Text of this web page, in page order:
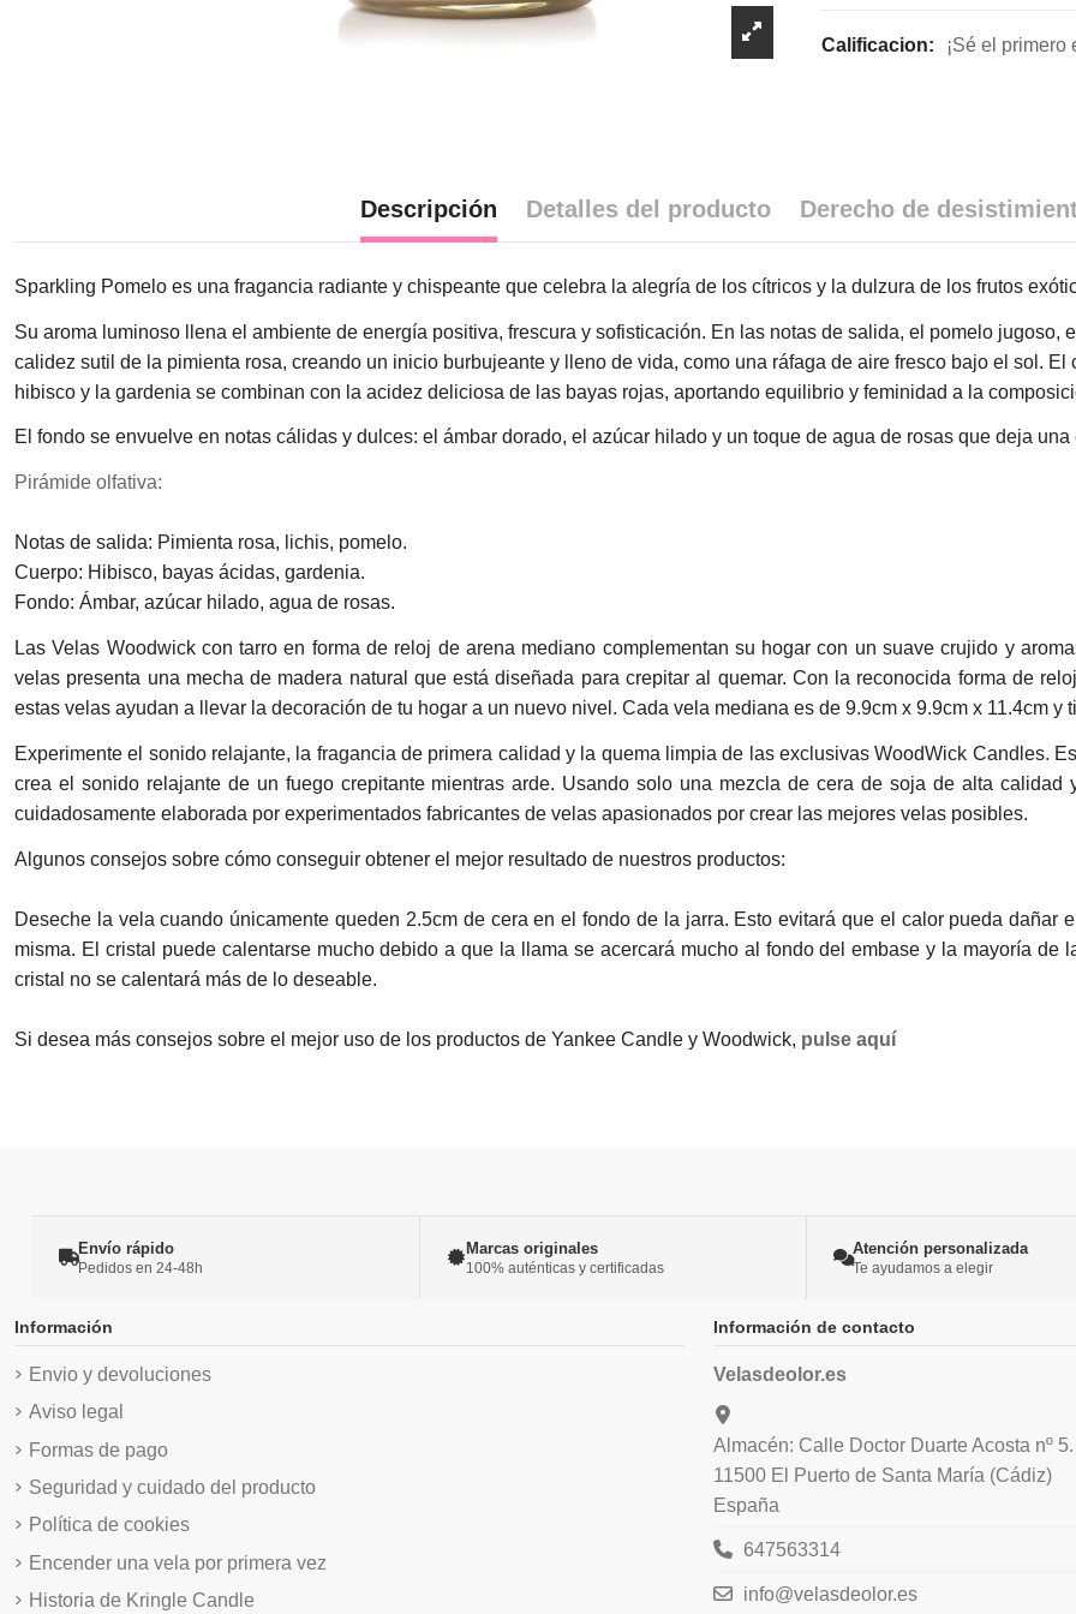
Calificacion: ¡Sé el
Descripción Detalles del producto Derecho de
Sparkling Pomelo es una fragancia radiante y chispeante que celebra la alegría de los cítricos y la dulzura de los frutos
Su aroma luminoso llena el ambiente de energía positiva, frescura y sofisticación. En las notas de salida, el pomelo
calidez sutil de la pimienta rosa, creando un inicio burbujeante y lleno de vida, como una ráfaga de aire fresco bajo el sol.
hibisco y la gardenia se combinan con la acidez deliciosa de las bayas rojas, aportando equilibrio y feminidad a la
El fondo se envuelve en notas cálidas y dulces: el ámbar dorado, el azúcar hilado y un toque de agua de rosas que deja
Pirámide olfativa:
Notas de salida: Pimienta rosa, lichis, pomelo.
Cuerpo: Hibisco, bayas ácidas, gardenia.
Fondo: Ámbar, azúcar hilado, agua de rosas.
Las Velas Woodwick con tarro en forma de reloj de arena mediano complementan su hogar con un suave crujido y
velas presenta una mecha de madera natural que está diseñada para crepitar al quemar. Con la reconocida forma de
estas velas ayudan a llevar la decoración de tu hogar a un nuevo nivel. Cada vela mediana es de 9.9cm x 9.9cm x 11.4cm y
Experimente el sonido relajante, la fragancia de primera calidad y la quema limpia de las exclusivas WoodWick Candles.
crea el sonido relajante de un fuego crepitante mientras arde. Usando solo una mezcla de cera de soja de alta
cuidadosamente elaborada por experimentados fabricantes de velas apasionados por crear las mejores velas posibles.
Algunos consejos sobre cómo conseguir obtener el mejor resultado de nuestros productos:
Deseche la vela cuando únicamente queden 2.5cm de cera en el fondo de la jarra. Esto evitará que el calor pueda
misma. El cristal puede calentarse mucho debido a que la llama se acercará mucho al fondo del embase y la mayoría de
cristal no se calentará más de lo deseable.
Si desea más consejos sobre el mejor uso de los productos de Yankee Candle y Woodwick, pulse aquí
Envío rápido
Pedidos en 24-48h
Marcas originales
100% auténticas y certificadas
Atención personalizada
Te ayudamos a elegir
Información
Envio y devoluciones
Aviso legal
Formas de pago
Seguridad y cuidado del producto
Política de cookies
Encender una vela por primera vez
Historia de Kringle Candle
Información de contacto
Velasdeolor.es
Almacén: Calle Doctor Duarte Acosta nº
11500 El Puerto de Santa María (Cádiz)
España
647563314
info@velasdeolor.es